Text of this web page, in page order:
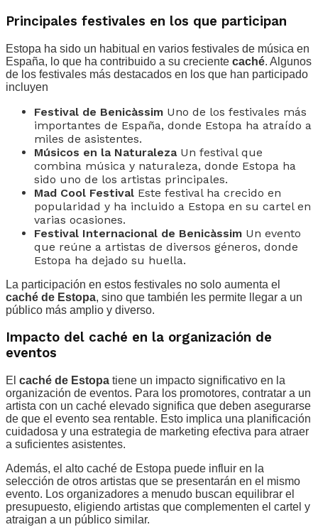
Principales festivales en los que participan
Estopa ha sido un habitual en varios festivales de música en
España, lo que ha contribuido a su creciente caché. Algunos
de los festivales más destacados en los que han participado
incluyen
Festival de Benicàssim Uno de los festivales más
importantes de España, donde Estopa ha atraído a
miles de asistentes.
Músicos en la NaturalezaUn festival que
combina música y naturaleza, donde Estopa ha
sido uno de los artistas principales.
Mad Cool Festival Este festival ha crecido en
popularidad y ha incluido a Estopa en su cartel en
varias ocasiones.
Festival Internacional de Benicàssim Un evento
que reúne a artistas de diversos géneros, donde
Estopa ha dejado su huella.
La participación en estos festivales no solo aumenta el
caché de Estopa, sino que también les permite llegar a un
público más amplio y diverso.
Impacto del caché en la organización de
eventos
El caché de Estopa tiene un impacto significativo en la
organización de eventos. Para los promotores, contratar a un
artista con un caché elevado significa que deben asegurarse
de que el evento sea rentable. Esto implica una planificación
cuidadosa y una estrategia de marketing efectiva para atraer
a suficientes asistentes.
Además, el alto caché de Estopa puede influir en la
selección de otros artistas que se presentarán en el mismo
evento. Los organizadores a menudo buscan equilibrar el
presupuesto, eligiendo artistas que complementen el cartel y
atraigan a un público similar.